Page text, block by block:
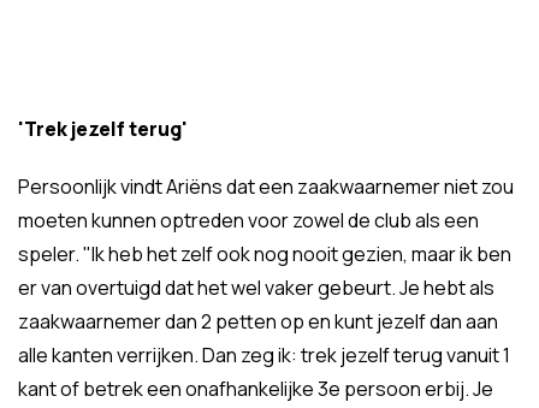
'Trek jezelf terug'
Persoonlijk vindt Ariëns dat een zaakwaarnemer niet zou
moeten kunnen optreden voor zowel de club als een
speler. "Ik heb het zelf ook nog nooit gezien, maar ik ben
er van overtuigd dat het wel vaker gebeurt. Je hebt als
zaakwaarnemer dan 2 petten op en kunt jezelf dan aan
alle kanten verrijken. Dan zeg ik: trek jezelf terug vanuit 1
kant of betrek een onafhankelijke 3e persoon erbij. Je